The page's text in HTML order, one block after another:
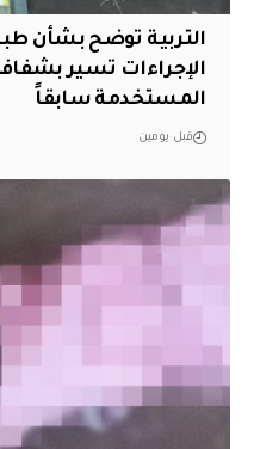
التربية توضح بشأن
الإجراءات تسير
المستخدمة سابقاً
قبل يومين